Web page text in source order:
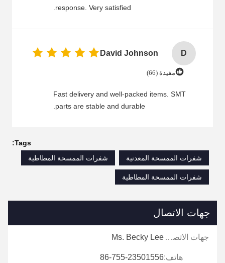
response. Very satisfied.
D
David Johnson
مفيدة (66)
Fast delivery and well-packed items. SMT
parts are stable and durable.
Tags:
شفرات الممسحة المعدنية
شفرات الممسحة المطاطية
شفرات الممسحة المطاطية
جهات الاتصال
جهات الاتصال: Ms. Becky Lee
هاتف:86-755-23501556